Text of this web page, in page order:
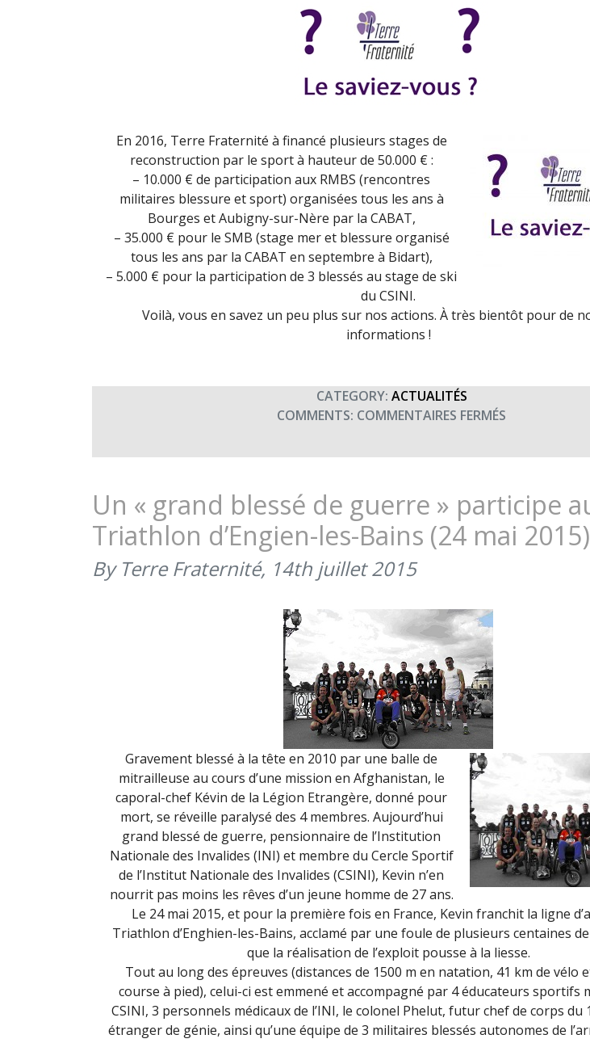
En 2016, Terre Fraternité à financé plusieurs stages de
reconstruction par le sport à hauteur de 50.000 € :
– 10.000 € de participation aux RMBS (rencontres
militaires blessure et sport) organisées tous les ans à
Bourges et Aubigny-sur-Nère par la CABAT,
– 35.000 € pour le SMB (stage mer et blessure organisé
tous les ans par la CABAT en septembre à Bidart),
– 5.000 € pour la participation de 3 blessés au stage de ski
du CSINI.
Voilà, vous en savez un peu plus sur nos actions. À très bientôt pour de
informations !
CATEGORY: ACTUALITÉS
COMMENTS: COMMENTAIRES FERMÉS
SAVIEZ-
?
(JANVIER
2017)
Un « grand blessé de guerre » participe
Triathlon d’Engien-les-Bains (24 mai 2015)
By Terre Fraternité, 14th juillet 2015
Gravement blessé à la tête en 2010 par une balle de
mitrailleuse au cours d’une mission en Afghanistan, le
caporal-chef Kévin de la Légion Etrangère, donné pour
mort, se réveille paralysé des 4 membres. Aujourd’hui
grand blessé de guerre, pensionnaire de l’Institution
Nationale des Invalides (INI) et membre du Cercle Sportif
de l’Institut Nationale des Invalides (CSINI), Kevin n’en
nourrit pas moins les rêves d’un jeune homme de 27 ans.
Le 24 mai 2015, et pour la première fois en France, Kevin franchit la ligne
Triathlon d’Enghien-les-Bains, acclamé par une foule de plusieurs centaines
que la réalisation de l’exploit pousse à la liesse.
Tout au long des épreuves (distances de 1500 m en natation, 41 km de vélo
course à pied), celui-ci est emmené et accompagné par 4 éducateurs sportifs
CSINI, 3 personnels médicaux de l’INI, le colonel Phelut, futur chef de corps
étranger de génie, ainsi qu’une équipe de 3 militaires blessés autonomes de